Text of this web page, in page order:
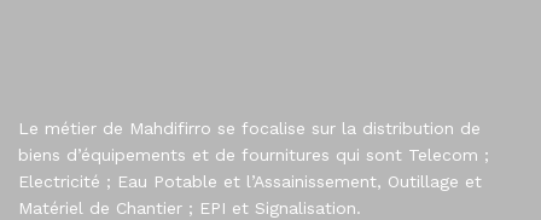
Le métier de Mahdifirro se focalise sur la distribution de
biens d’équipements et de fournitures qui sont Telecom ;
Electricité ; Eau Potable et l’Assainissement, Outillage et
Matériel de Chantier ; EPI et Signalisation.